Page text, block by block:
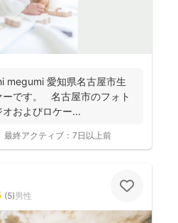
megumi 愛知県名古屋市生
ーです。 名古屋市のフォト
およびロケー...
最終アクティブ： 7日以上前
(5)男性